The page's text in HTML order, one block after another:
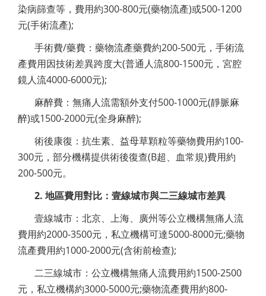
染病篩查等，費用約300-800元(藥物流產)或500-1200
元(手術流產);
手術費/藥費：藥物流產藥費約200-500元，手術流
產費用因技術差異跨度大(普通人流800-1500元，宮腔
鏡人流4000-6000元);
麻醉費：無痛人流需額外支付500-1000元(靜脈麻
醉)或1500-2000元(全身麻醉);
術後康復：抗生素、益母草顆粒等藥物費用約100-
300元，部分機構提供術後復查(B超、血常規)費用約
200-500元。
2. 地區費用對比：壹線城市與二三線城市差異
壹線城市：北京、上海、廣州等公立機構無痛人流
費用約2000-3500元，私立機構可達5000-8000元;藥物
流產費用約1000-2000元(含術前檢查);
二三線城市：公立機構無痛人流費用約1500-2500
元，私立機構約3000-5000元;藥物流產費用約800-